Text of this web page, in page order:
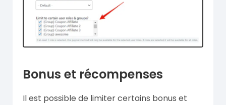
Bonus et récompenses
Il est possible de limiter certains bonus et